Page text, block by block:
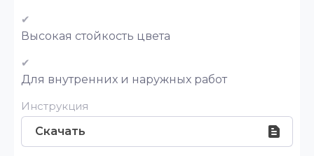
✔
Высокая стойкость цвета
✔
Для внутренних и наружных работ
Инструкция
Скачать